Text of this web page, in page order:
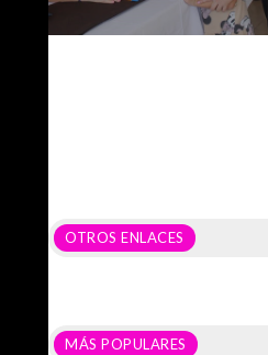
OTROS ENLACES
MÁS POPULARES